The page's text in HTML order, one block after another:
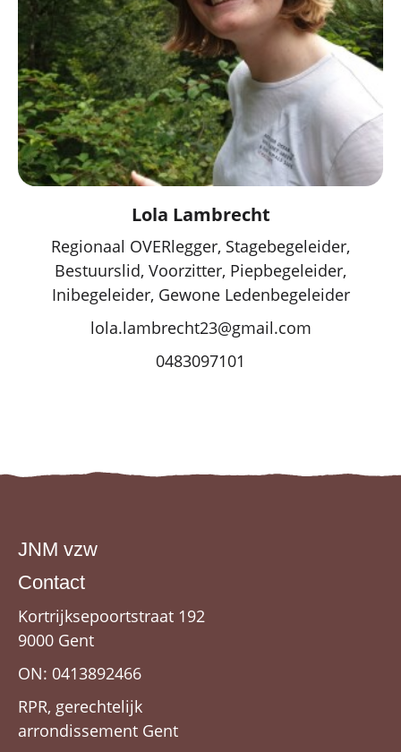
Lola Lambrecht
Regionaal OVERlegger, Stagebegeleider,
Bestuurslid, Voorzitter, Piepbegeleider,
Inibegeleider, Gewone Ledenbegeleider
lola.lambrecht23@gmail.com
0483097101
JNM vzw
Contact
Kortrijksepoortstraat 192
9000 Gent
ON: 0413892466
RPR, gerechtelijk
arrondissement Gent